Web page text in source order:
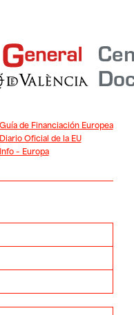
Guía de Financiación Europea
Diario Oficial de la EU
Info – Europa